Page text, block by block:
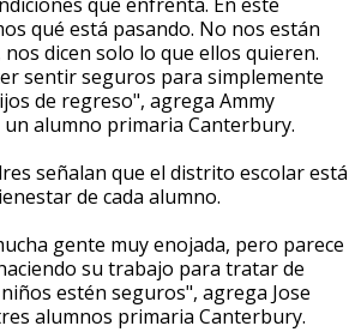
qué está pasando. No nos están
dicen solo lo que ellos quieren.
sentir seguros para simplemente
de regreso", agrega Ammy
alumno primaria Canterbury.
señalan que el distrito escolar está
de cada alumno.
gente muy enojada, pero parece
su trabajo para tratar de
estén seguros", agrega Jose
alumnos primaria Canterbury.